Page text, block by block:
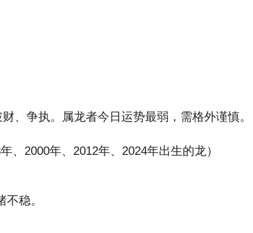
、争执。属龙者今日运势最弱，需格外谨慎。
、2000年、2012年、2024年出生的龙）
稳。